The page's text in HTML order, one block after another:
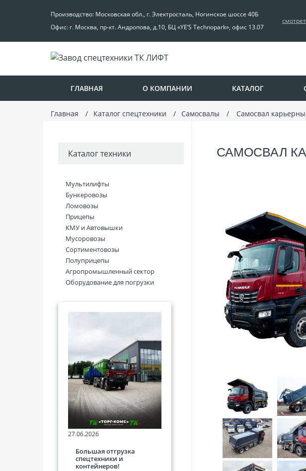
Производство: Московская обл., г. Электросталь, Ногинское шоссе 40Б
Офис: г. Москва, пр-кт. Андропова, д.10, БЦ «YE’S Technopark», офис 13.07
ГЛАВНАЯ О КОМПАНИИ КАТАЛОГ
Главная Каталог спецтехники Самосвалы Самосвал
Каталог техники
Мультилифты
Бункеровозы
Ломовозы
Прицепы
КМУ и Автовышки
Мусоровозы
Сортиментовозы
Полуприцепы
Агропромышленный сектор
Оборудование для погрузки
27.06.2026
Большая отгрузка
спецтехники и
контейнеров!
САМОСВАЛ